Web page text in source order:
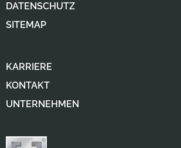
DATENSCHUTZ
SITEMAP
KARRIERE
KONTAKT
UNTERNEHMEN